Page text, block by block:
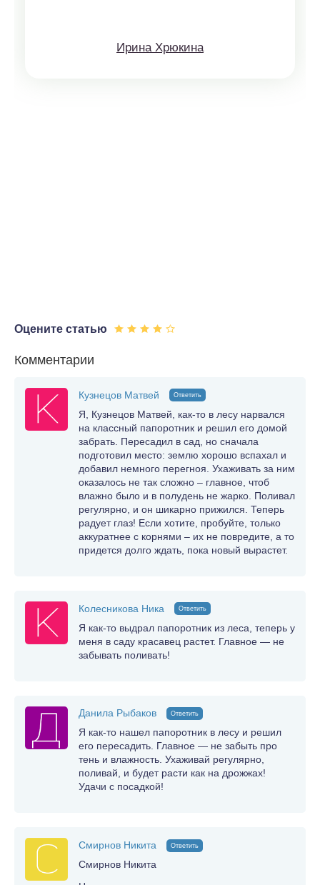
Ирина Хрюкина
Оцените статью
Комментарии
Кузнецов Матвей Ответить
Я, Кузнецов Матвей, как-то в лесу нарвался
на классный папоротник и решил его домой
забрать. Пересадил в сад, но сначала
подготовил место: землю хорошо вспахал и
добавил немного перегноя. Ухаживать за ним
оказалось не так сложно – главное, чтоб
влажно было и в полудень не жарко. Поливал
регулярно, и он шикарно прижился. Теперь
радует глаз! Если хотите, пробуйте, только
аккуратнее с корнями – их не повредите, а то
придется долго ждать, пока новый вырастет.
Колесникова Ника Ответить
Я как-то выдрал папоротник из леса, теперь у
меня в саду красавец растет. Главное — не
забывать поливать!
Данила Рыбаков Ответить
Я как-то нашел папоротник в лесу и решил
его пересадить. Главное — не забыть про
тень и влажность. Ухаживай регулярно,
поливай, и будет расти как на дрожжах!
Удачи с посадкой!
Смирнов Никита Ответить
Смирнов Никита